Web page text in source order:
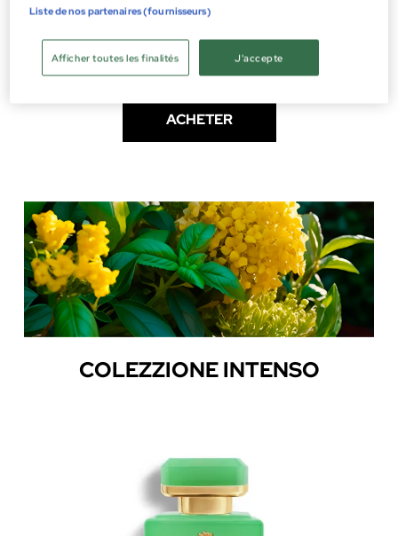
CARTHUSIA
A'MMARE
ACHETER
COLEZZIONE INTENSO
Liste de nos partenaires (fournisseurs)
J'accepte
Afficher toutes les finalités